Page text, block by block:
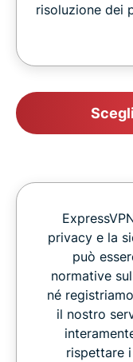
risoluzione dei
privacy e la
può
normative
né
il nostro
rispettare